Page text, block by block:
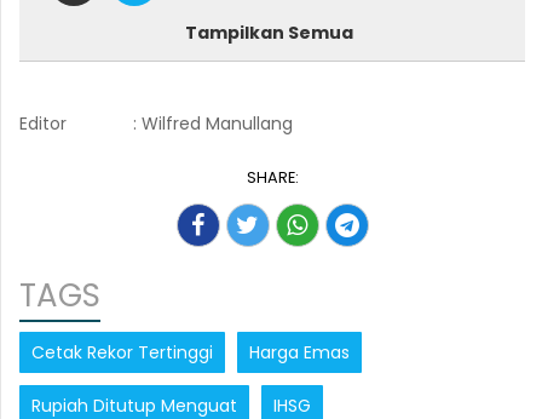
Tampilkan Semua
Editor : Wilfred Manullang
SHARE:
TAGS
Cetak Rekor Tertinggi Harga Emas
Rupiah Ditutup Menguat IHSG